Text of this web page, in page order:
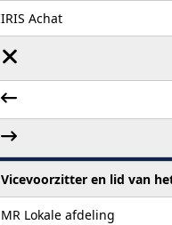
IRIS Achat
Vicevoorzitter en lid van
MR Lokale afdeling